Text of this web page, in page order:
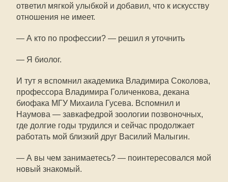
ответил мягкой улыбкой и добавил, что к искусству
отношения не имеет.
— А кто по профессии? — решил я уточнить
— Я биолог.
И тут я вспомнил академика Владимира Соколова,
профессора Владимира Голиченкова, декана
биофака МГУ Михаила Гусева. Вспомнил и
Наумова — завкафедрой зоологии позвоночных,
где долгие годы трудился и сейчас продолжает
работать мой близкий друг Василий Малыгин.
— А вы чем занимаетесь? — поинтересовался мой
новый знакомый.